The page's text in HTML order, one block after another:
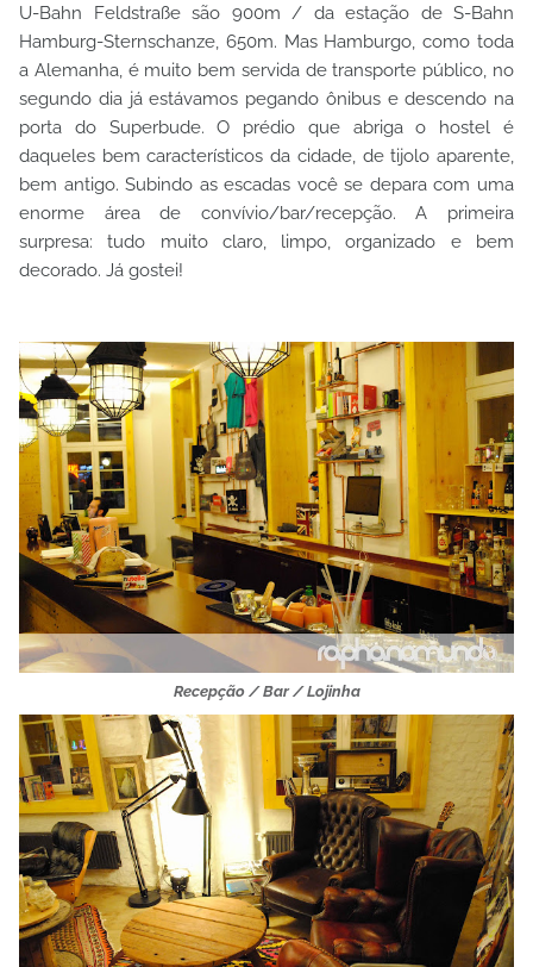
U-Bahn Feldstraße são 900m / da estação de S-Bahn
Hamburg-Sternschanze, 650m. Mas Hamburgo, como toda
a Alemanha, é muito bem servida de transporte público, no
segundo dia já estávamos pegando ônibus e descendo na
porta do Superbude. O prédio que abriga o hostel é
daqueles bem característicos da cidade, de tijolo aparente,
bem antigo. Subindo as escadas você se depara com uma
enorme área de convívio/bar/recepção. A primeira
surpresa: tudo muito claro, limpo, organizado e bem
decorado. Já gostei!
Recepção / Bar / Lojinha